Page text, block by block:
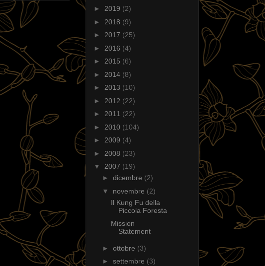
► 2019 (2)
► 2018 (9)
► 2017 (25)
► 2016 (4)
► 2015 (6)
► 2014 (8)
► 2013 (10)
► 2012 (22)
► 2011 (22)
► 2010 (104)
► 2009 (4)
► 2008 (23)
▼ 2007 (19)
► dicembre (2)
▼ novembre (2)
Il Kung Fu della
Piccola Foresta
Mission
Statement
► ottobre (3)
► settembre (3)